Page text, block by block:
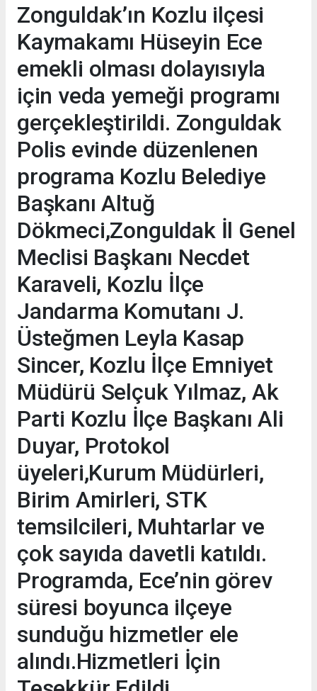
Zonguldak’ın Kozlu ilçesi
Kaymakamı Hüseyin Ece
emekli olması dolayısıyla
için veda yemeği programı
gerçekleştirildi. Zonguldak
Polis evinde düzenlenen
programa Kozlu Belediye
Başkanı Altuğ
Dökmeci,Zonguldak İl Genel
Meclisi Başkanı Necdet
Karaveli, Kozlu İlçe
Jandarma Komutanı J.
Üsteğmen Leyla Kasap
Sincer, Kozlu İlçe Emniyet
Müdürü Selçuk Yılmaz, Ak
Parti Kozlu İlçe Başkanı Ali
Duyar, Protokol
üyeleri,Kurum Müdürleri,
Birim Amirleri, STK
temsilcileri, Muhtarlar ve
çok sayıda davetli katıldı.
Programda, Ece’nin görev
süresi boyunca ilçeye
sunduğu hizmetler ele
alındı.Hizmetleri İçin